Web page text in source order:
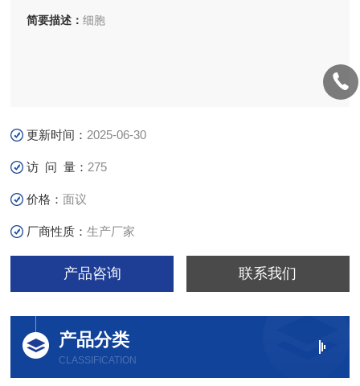
简要描述：细胞
更新时间： 2025-06-30
访 问 量： 275
价格：面议
厂商性质：生产厂家
产品咨询 联系我们
产品分类
CLASSIFICATION